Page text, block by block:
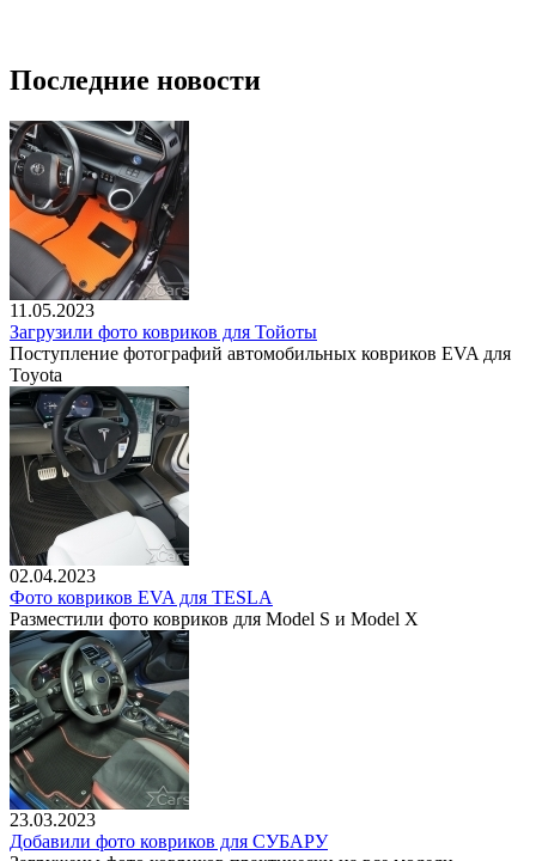
Последние новости
11.05.2023
Загрузили фото ковриков для Тойоты
Поступление фотографий автомобильных ковриков EVA для
Toyota
02.04.2023
Фото ковриков EVA для TESLA
Разместили фото ковриков для Model S и Model X
23.03.2023
Добавили фото ковриков для СУБАРУ